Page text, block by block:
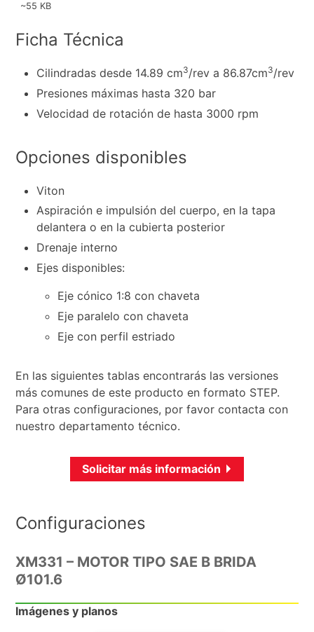
~55 KB
Ficha Técnica
Cilindradas desde 14.89 cm3/rev a 86.87cm3/rev
Presiones máximas hasta 320 bar
Velocidad de rotación de hasta 3000 rpm
Opciones disponibles
Viton
Aspiración e impulsión del cuerpo, en la tapa
delantera o en la cubierta posterior
Drenaje interno
Ejes disponibles:
Eje cónico 1:8 con chaveta
Eje paralelo con chaveta
Eje con perfil estriado
En las siguientes tablas encontrarás las versiones
más comunes de este producto en formato STEP.
Para otras configuraciones, por favor contacta con
nuestro departamento técnico.
Solicitar más información
Configuraciones
XM331 – MOTOR TIPO SAE B BRIDA
Ø101.6
Imágenes y planos